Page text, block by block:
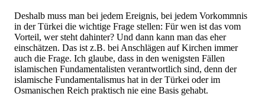
Deshalb muss man bei jedem Ereignis, bei jedem Vorkommnis
in der Türkei die wichtige Frage stellen: Für wen ist das vom
Vorteil, wer steht dahinter? Und dann kann man das eher
einschätzen. Das ist z.B. bei Anschlägen auf Kirchen immer
auch die Frage. Ich glaube, dass in den wenigsten Fällen
islamischen Fundamentalisten verantwortlich sind, denn der
islamische Fundamentalismus hat in der Türkei oder im
Osmanischen Reich praktisch nie eine Basis gehabt.